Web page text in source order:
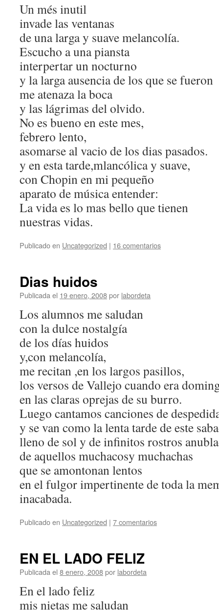
Un més inutil
invade las ventanas
de una larga y suave melancolía.
Escucho a una piansta
interpertar un nocturno
y la larga ausencia de los que se fueron
me atenaza la boca
y las lágrimas del olvido.
No es bueno en este mes,
febrero lento,
asomarse al vacio de los dias pasados.
y en esta tarde,mlancólica y suave,
con Chopin en mi pequeño
aparato de música entender:
La vida es lo mas bello que tienen
nuestras vidas.
Publicado en Uncategorized | 16 comentarios
Dias huidos
Publicada el 19 enero, 2008por labordeta
Los alumnos me saludan
con la dulce nostalgía
de los días huidos
y,con melancolía,
me recitan ,en los largos pasillos,
los versos de Vallejo cuando era
en las claras oprejas de su burro.
Luego cantamos canciones de
y se van como la lenta tarde de este
lleno de sol y de infinitos rostros
de aquellos muchacosy muchachas
que se amontonan lentos
en el fulgor impertinente de toda la
inacabada.
Publicado en Uncategorized | 7 comentarios
EN EL LADO FELIZ
Publicada el 8 enero, 2008por labordeta
En el lado feliz
mis nietas me saludan